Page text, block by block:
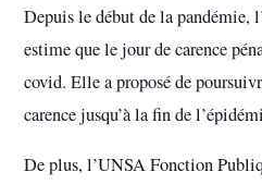
Depuis le début de la
estime que le jour de carence
covid. Elle a proposé de
carence jusqu’à la fin de
De plus, l’UNSA Fonction